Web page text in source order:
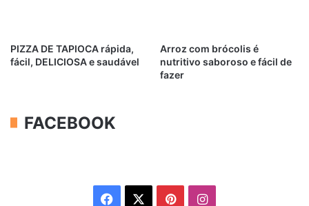
PIZZA DE TAPIOCA rápida,
fácil, DELICIOSA e saudável
Arroz com brócolis é
nutritivo saboroso e fácil de
fazer
FACEBOOK
Facebook PinterestInstagram